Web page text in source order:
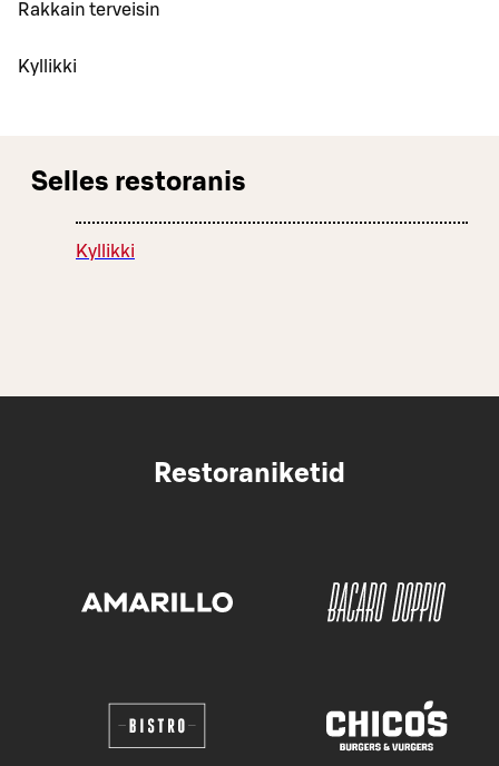
Rakkain terveisin
Kyllikki
Selles restoranis
Kyllikki
Restoraniketid